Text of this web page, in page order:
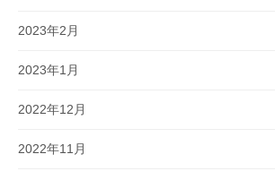
2023年2月
2023年1月
2022年12月
2022年11月